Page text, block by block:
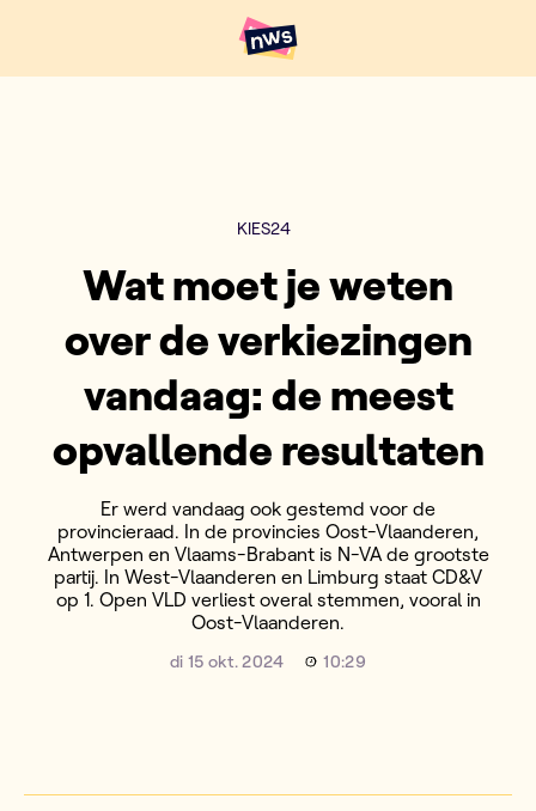
Hoofdpunten VRT NWS
KIES24
Wat moet je weten
over de verkiezingen
vandaag: de meest
opvallende resultaten
Er werd vandaag ook gestemd voor de
provincieraad. In de provincies Oost-Vlaanderen,
Antwerpen en Vlaams-Brabant is N-VA de grootste
partij. In West-Vlaanderen en Limburg staat CD&V
op 1. Open VLD verliest overal stemmen, vooral in
Oost-Vlaanderen.
di 15 okt. 2024 10:29